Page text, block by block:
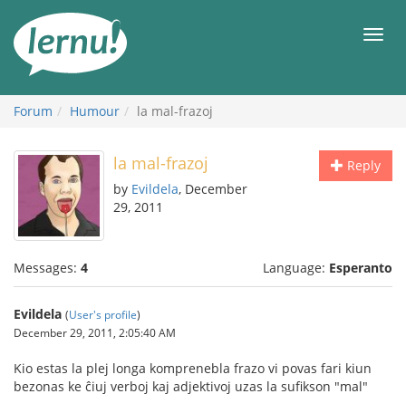
the
content
Forum Humour la mal-frazoj
Reply
la mal-frazoj
by Evildela, December
29, 2011
Messages: 4 Language: Esperanto
Evildela (User's profile)
December 29, 2011, 2:05:40 AM
Kio estas la plej longa komprenebla frazo vi povas fari kiun
bezonas ke ĉiuj verboj kaj adjektivoj uzas la sufikson "mal"